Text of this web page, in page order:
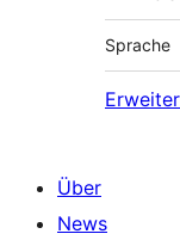
Sprache
Über
News